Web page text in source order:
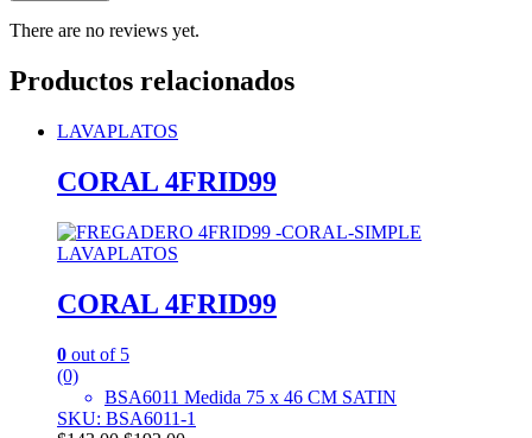
There are no reviews yet.
Productos relacionados
LAVAPLATOS
CORAL 4FRID99
LAVAPLATOS
CORAL 4FRID99
0 out of 5
(0)
BSA6011 Medida 75 x 46 CM SATIN
SKU: BSA6011-1